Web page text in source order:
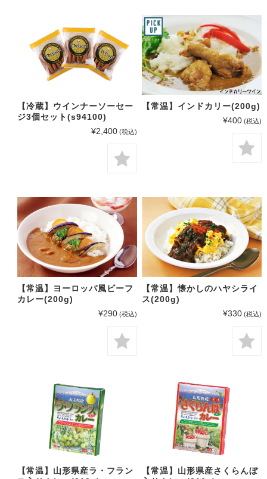
【冷蔵】ウインナーソーセー
ジ3個セット(s94100)
¥2,400 (税込)
【常温】インドカリー(200g)
¥400 (税込)
【常温】ヨーロッパ風ビーフ
カレー(200g)
¥290 (税込)
【常温】懐かしのハヤシライ
ス(200g)
¥330 (税込)
【常温】山形県産ラ・フラン
【常温】山形県産さくらんぼ